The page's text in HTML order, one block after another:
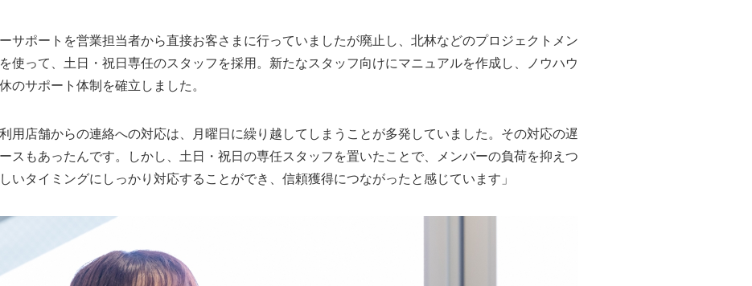
サポートを営業担当者から直接お客さまに行っていましたが廃止し、北林などのプロジェクトメン
使って、土日・祝日専任のスタッフを採用。新たなスタッフ向けにマニュアルを作成し、ノウハウ
のサポート体制を確立しました。
用店舗からの連絡への対応は、月曜日に繰り越してしまうことが多発していました。その対応の遅
スもあったんです。しかし、土日・祝日の専任スタッフを置いたことで、メンバーの負荷を抑えつ
いタイミングにしっかり対応することができ、信頼獲得につながったと感じています」